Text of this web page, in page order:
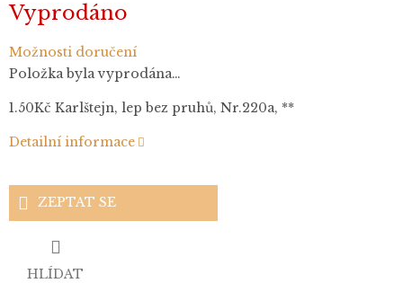
cena:
Vyprodáno
Možnosti doručení
Položka byla vyprodána…
1.50Kč Karlštejn, lep bez pruhů, Nr.220a, **
Detailní informace
ZEPTAT SE
HLÍDAT